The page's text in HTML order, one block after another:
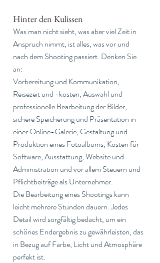
Hinter den Kulissen
Was man nicht sieht, was aber viel Zeit in
Anspruch nimmt, ist alles, was vor und
nach dem Shooting passiert. Denken Sie
an:
Vorbereitung und Kommunikation,
Reisezeit und -kosten, Auswahl und
professionelle Bearbeitung der Bilder,
sichere Speicherung und Präsentation in
einer Online-Galerie, Gestaltung und
Produktion eines Fotoalbums, Kosten für
Software, Ausstattung, Website und
Administration und vor allem Steuern und
Pflichtbeiträge als Unternehmer.
Die Bearbeitung eines Shootings kann
leicht mehrere Stunden dauern. Jedes
Detail wird sorgfältig bedacht, um ein
schönes Endergebnis zu gewährleisten, das
in Bezug auf Farbe, Licht und Atmosphäre
perfekt ist.